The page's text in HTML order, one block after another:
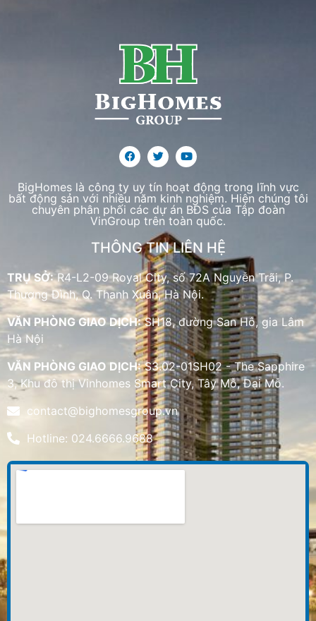
BigHomes là công ty uy tín hoạt động trong lĩnh vực
bất động sản với nhiều năm kinh nghiệm. Hiện chúng tôi
chuyên phân phối các dự án BĐS của Tập đoàn
VinGroup trên toàn quốc.
THÔNG TIN LIÊN HỆ
TRỤ SỞ:R4-L2-09 Royal City, số 72A Nguyễn Trãi, P.
Thượng Đình, Q. Thanh Xuân, Hà Nội.
VĂN PHÒNG GIAO DỊCH:SH18, đường San Hô, gia Lâm
Hà Nội
VĂN PHÒNG GIAO DỊCH:S3.02-01SH02 - The Sapphire
3, Khu đô thị Vinhomes Smart City, Tây Mỗ, Đại Mỗ.
contact@bighomesgroup.vn
Hotline: 024.6666.9688